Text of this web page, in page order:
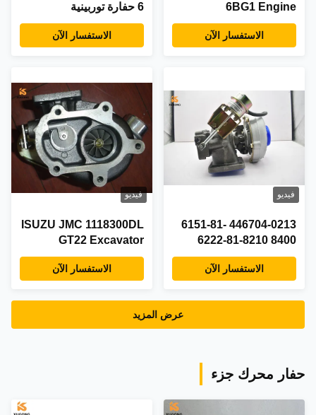
6BG1 Engine
Turbocharger
الاستفسار الآن
6 حفارة توربينية
الاستفسار الآن
فيديو
446704-0213 6151-81-
8400 6222-81-8210
حفارة توربيني
الاستفسار الآن
فيديو
ISUZU JMC 1118300DL
GT22 Excavator
Turbocharger
الاستفسار الآن
عرض المزيد
حفار محرك جزء